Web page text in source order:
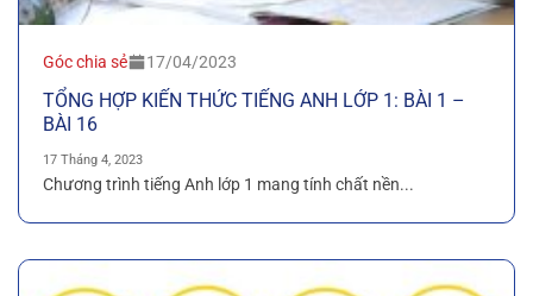
Góc chia sẻ 17/04/2023
TỔNG HỢP KIẾN THỨC TIẾNG ANH LỚP 1: BÀI 1 –
BÀI 16
17 Tháng 4, 2023
Chương trình tiếng Anh lớp 1 mang tính chất nền...